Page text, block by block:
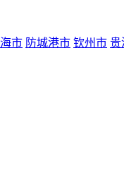
市 防城港市 钦州市 贵